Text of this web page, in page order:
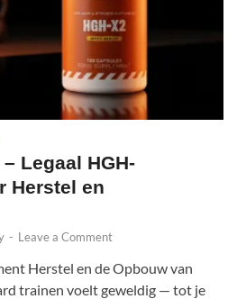
Legaal HGH-
Herstel en
- Leave a Comment
Herstel en de Opbouw van
trainen voelt geweldig — tot je